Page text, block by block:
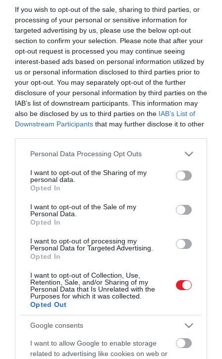
If you wish to opt-out of the sale, sharing to third parties, or
processing of your personal or sensitive information for
targeted advertising by us, please use the below opt-out
section to confirm your selection. Please note that after your
opt-out request is processed you may continue seeing
interest-based ads based on personal information utilized by
us or personal information disclosed to third parties prior to
your opt-out. You may separately opt-out of the further
disclosure of your personal information by third parties on the
IAB’s list of downstream participants. This information may
also be disclosed by us to third parties on the IAB’s List of
Downstream Participants that may further disclose it to other
Please note that this website/app uses one or more Google
not limited to your visit or usage behaviour. You may click to
grant or deny consent to Google and its third-party tags to
use your data for below specified purposes in below Google
consent section.
Personal Data Processing Opt Outs
I want to opt-out of the Sharing of my
personal data.
Opted In
I want to opt-out of the Sale of my
Personal Data.
Opted In
I want to opt-out of processing my
Personal Data for Targeted Advertising.
Opted In
I want to opt-out of Collection, Use,
Retention, Sale, and/or Sharing of my
Personal Data that Is Unrelated with the
Purposes for which it was collected.
Opted Out
Google consents
I want to allow Google to enable storage
related to advertising like cookies on web or
A labdarúgó-világbajnokságok
történetében először rendeznek télen
tornát. A téli vb a focirajongóknak egészen
biztosan furcsa élmény lesz, mégsem ez
az egyetlen olyan történés az elmúlt
évtizedekben, amire a szurkolók
felhúzhatták a szemöldöküket. A katari
2022. NOVEMBER 14. ● PÁL GÁBOR
Az ellopott trófea és a
leghíresebb fejes – a foci vb-
k…
PÁL GÁBOR
Művelődj, szórakozz, kíváncsiskodj, kóstolgass
és ismerd meg a Hamu és Gyémánt világát!